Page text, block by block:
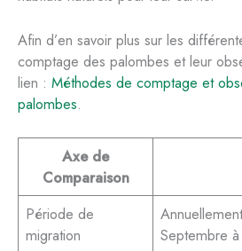
Afin d’en savoir plus sur les
comptage des palombes et leur
lien : Méthodes de comptage et
palombes.
Axe de
Comparaison
Période de
migration
Septembre